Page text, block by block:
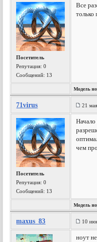
Посетитель
Репутация:0
Сообщений: 13
Все
только
Модель
71virus 21
Посетитель
Репутация:0
Сообщений: 13
Начало
чем
Модель
maxus_83 10
ноут